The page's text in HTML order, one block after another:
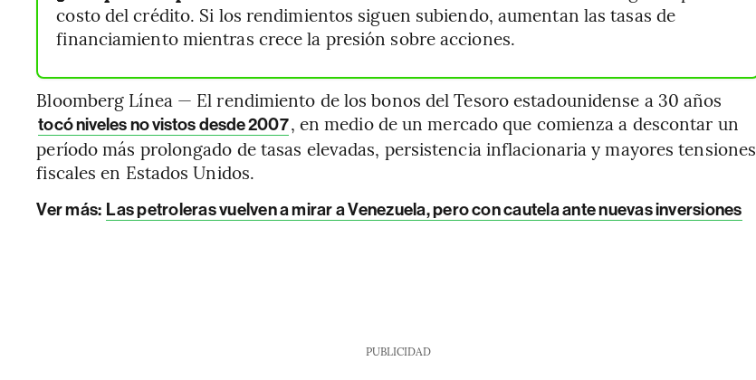
costo del crédito. Si los rendimientos siguen subiendo, aumentan las tasas de
financiamiento mientras crece la presión sobre acciones.
Bloomberg Línea — El rendimiento de los bonos del Tesoro estadounidense a 30 años
tocó niveles no vistos desde 2007, en medio de un mercado que comienza a descontar un
período más prolongado de tasas elevadas, persistencia inflacionaria y mayores tensiones
fiscales en Estados Unidos.
Ver más: Las petroleras vuelven a mirar a Venezuela, pero con cautela ante nuevas inversiones
PUBLICIDAD